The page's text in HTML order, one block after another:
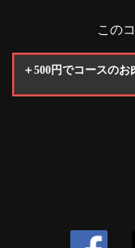
この
＋500円でコースの